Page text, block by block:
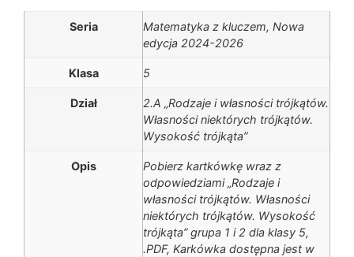
Seria
Matematyka z kluczem, Nowa
edycja 2024-2026
Klasa 5
Dział
2.A „Rodzaje i własności trójkątów.
Własności niektórych trójkątów.
Wysokość trójkąta”
Opis
Pobierz kartkówkę wraz z
odpowiedziami „Rodzaje i
własności trójkątów. Własności
niektórych trójkątów. Wysokość
trójkąta” grupa 1 i 2 dla klasy 5,
.PDF, Karkówka dostępna jest w